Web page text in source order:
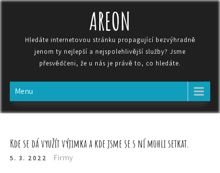
AREON
Hledáte internetovou stránku propagující bezvýhradně
jenom ty nejlepší a nejspolehlivější služby? Jsme
přesvědčeni, že u nás je právě to, co hledáte.
Menu
Kde se dá využít výjimka a kde jsme se s ní mohli setkat.
5. 3. 2022 Firmy